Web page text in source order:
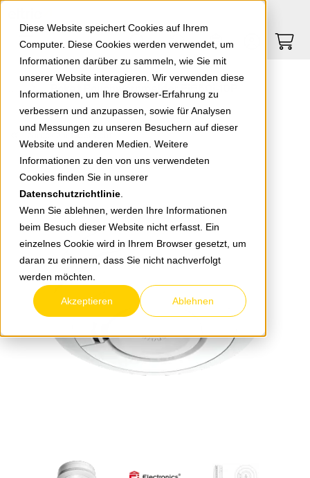
Diese Website speichert Cookies auf Ihrem
Computer. Diese Cookies werden verwendet, um
Informationen darüber zu sammeln, wie Sie mit
unserer Website interagieren. Wir verwenden diese
Informationen, um Ihre Browser-Erfahrung zu
verbessern und anzupassen, sowie für Analysen
und Messungen zu unseren Besuchern auf dieser
Website und anderen Medien. Weitere
Informationen zu den von uns verwendeten
Cookies finden Sie in unserer
Datenschutzrichtlinie
Wenn Sie ablehnen, werden Ihre Informationen
beim Besuch dieser Website nicht erfasst. Ein
einzelnes Cookie wird in Ihrem Browser gesetzt, um
daran zu erinnern, dass Sie nicht nachverfolgt
werden möchten.
Akzeptieren Ablehnen
Springe zu Hauptinhalt Springe zum Footer
0
Paket Rauchwarnmelder Ei650i-10P
zurück zur Übersicht